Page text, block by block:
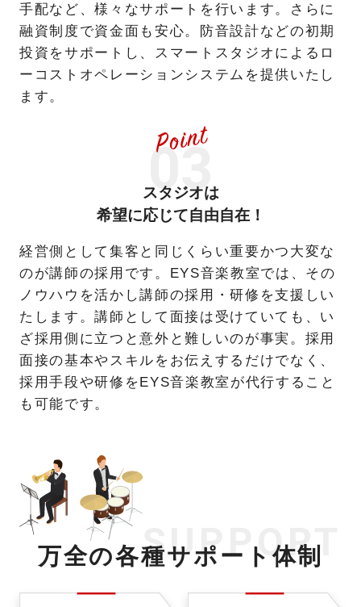
手配など、様々なサポートを行います。さらに
融資制度で資金面も安心。防音設計などの初期
投資をサポートし、スマートスタジオによるロ
ーコストオペレーションシステムを提供いたし
ます。
スタジオは
希望に応じて自由自在！
経営側として集客と同じくらい重要かつ大変な
のが講師の採用です。EYS音楽教室では、その
ノウハウを活かし講師の採用・研修を支援しい
たします。講師として面接は受けていても、い
ざ採用側に立つと意外と難しいのが事実。採用
面接の基本やスキルをお伝えするだけでなく、
採用手段や研修をEYS音楽教室が代行すること
も可能です。
万全の各種サポート体制
SUPPORT